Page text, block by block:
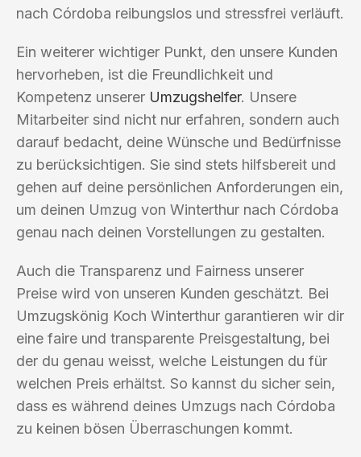
nach Córdoba reibungslos und stressfrei verläuft.
Ein weiterer wichtiger Punkt, den unsere Kunden
hervorheben, ist die Freundlichkeit und
Kompetenz unserer Umzugshelfer. Unsere
Mitarbeiter sind nicht nur erfahren, sondern auch
darauf bedacht, deine Wünsche und Bedürfnisse
zu berücksichtigen. Sie sind stets hilfsbereit und
gehen auf deine persönlichen Anforderungen ein,
um deinen Umzug von Winterthur nach Córdoba
genau nach deinen Vorstellungen zu gestalten.
Auch die Transparenz und Fairness unserer
Preise wird von unseren Kunden geschätzt. Bei
Umzugskönig Koch Winterthur garantieren wir dir
eine faire und transparente Preisgestaltung, bei
der du genau weisst, welche Leistungen du für
welchen Preis erhältst. So kannst du sicher sein,
dass es während deines Umzugs nach Córdoba
zu keinen bösen Überraschungen kommt.